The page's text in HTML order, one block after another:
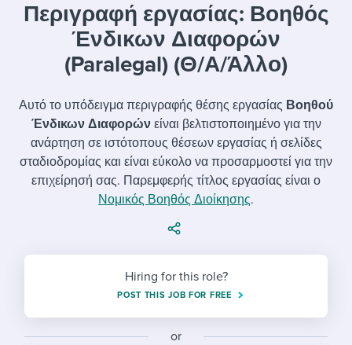
I NEED HELP WITH...
Evaluating candidates
Working together with others
Maintaining hiring pipelines
Developing & retaining people
Ensuring compliance
Finding and attracting people
Templates & Guides
Job description templates
Interview question templates
Policy templates
Onboarding checklists
Step-by-step tutorials
Free ebooks & reports
I’m a jobseeker
I WANT TO LEARN ABOUT...
Applying for a job
Interview process
Pay & benefits
Career development
Modern working life
Workable customer stories
Explore Workable
Request a demo
Start a free trial
Περιγραφή εργασίας: Βοηθός
Ένδικων Διαφορών
(Paralegal) (Θ/Α/Άλλο)
Αυτό το υπόδειγμα περιγραφής θέσης εργασίας Βοηθού
Ένδικων Διαφορώνείναι βελτιστοποιημένο για την
ανάρτηση σε ιστότοπους θέσεων εργασίας ή σελίδες
σταδιοδρομίας και είναι εύκολο να προσαρμοστεί για την
επιχείρησή σας. Παρεμφερής τίτλος εργασίας είναι ο
Νομικός Βοηθός Διοίκησης.
Hiring for this role?
POST THIS JOB FOR FREE
or